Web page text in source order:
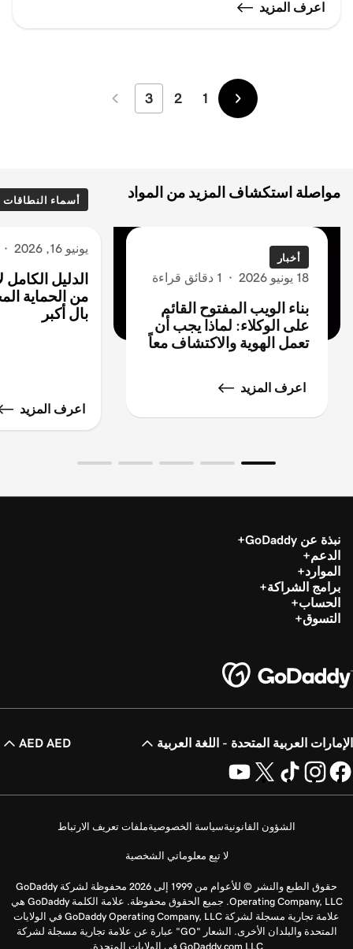
اعرف المزيد
الأحدث
1
2
3
الأقدم
مواصلة استكشاف المزيد من المواد
أخبار
18 يونيو 2026 · 1 دقائق قراءة
بناء الويب المفتوح القائم
على الوكلاء: لماذا يجب أن
تعمل الهوية والاكتشاف معاً
اعرف المزيد
أسماء النطاقات
يونيو 16, 2026 ·
الدليل
من الحماية
بال أكبر
اعرف المزيد
نبذة عن GoDaddy
الدعم
الموارد
برامج الشراكة
الحساب
التسوق
الإمارات العربية المتحدة - اللغة العربية AED AED
الشؤون القانونيةسياسة الخصوصيةملفات تعريف الارتباط
لا تبِع معلوماتي الشخصية
حقوق الطبع والنشر © للأعوام من 1999 إلى 2026 محفوظة لشركة GoDaddy
Operating Company, LLC. جميع الحقوق محفوظة. علامة الكلمة GoDaddy هي
علامة تجارية مسجلة لشركة GoDaddy Operating Company, LLC في الولايات
المتحدة والبلدان الأخرى. الشعار "GO" عبارة عن علامة تجارية مسجلة لشركة
GoDaddy.com LLC في الولايات المتحدة.